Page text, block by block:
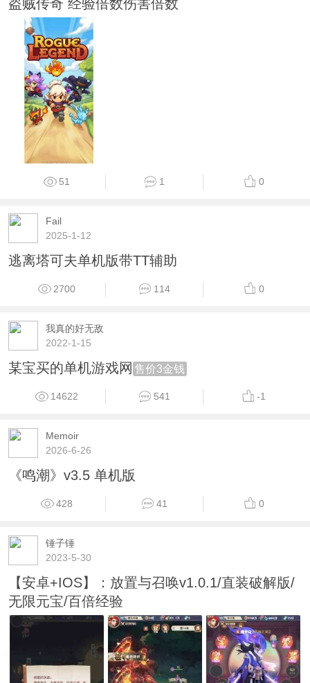
盗贼传奇 经验倍数伤害倍数
51 1 0
Fail
2025-1-12
逃离塔可夫单机版带TT辅助
2700 114 0
我真的好无敌
2022-1-15
某宝买的单机游戏网 售价3金钱
14622 541 -1
Memoir
2026-6-26
《鸣潮》v3.5 单机版
428 41 0
锤子锤
2023-5-30
【安卓+IOS】：放置与召唤v1.0.1/直装破解版/
无限元宝/百倍经验